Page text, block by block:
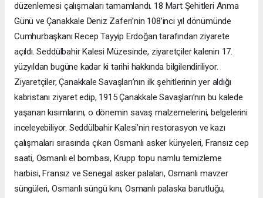
düzenlemesi çalışmaları tamamlandı. 18 Mart Şehitleri Anma
Günü ve Çanakkale Deniz Zaferi’nin 108’inci yıl dönümünde
Cumhurbaşkanı Recep Tayyip Erdoğan tarafından ziyarete
açıldı. Seddülbahir Kalesi Müzesinde, ziyaretçiler kalenin 17.
yüzyıldan bugüne kadar ki tarihi hakkında bilgilendiriliyor.
Ziyaretçiler, Çanakkale Savaşları’nın ilk şehitlerinin yer aldığı
kabristanı ziyaret edip, 1915 Çanakkale Savaşları’nın bu kalede
yaşanan kısımlarını, o dönemin savaş malzemelerini, belgelerini
inceleyebiliyor. Seddülbahir Kalesi’nin restorasyon ve kazı
çalışmaları sırasında çıkan Osmanlı asker künyeleri, Fransız cep
saati, Osmanlı el bombası, Krupp topu namlu temizleme
harbisi, Fransız ve Senegal asker palaları, Osmanlı mavzer
süngüleri, Osmanlı süngü kını, Osmanlı palaska barutluğu,